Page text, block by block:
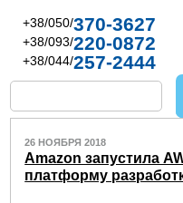
+38/050/370-3627
+38/093/220-0872
+38/044/257-2444
26 НОЯБРЯ 2018
Amazon запустила
платформу